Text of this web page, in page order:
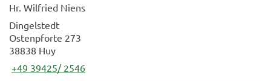
Hr. Wilfried Niens
Dingelstedt
Ostenpforte 273
38838 Huy
+49 39425/ 2546